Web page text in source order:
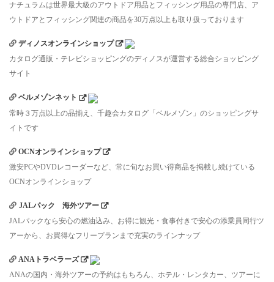
ナチュラムは世界最大級のアウトドア用品とフィッシング用品の専門店、ア
ウトドアとフィッシング関連の商品を30万点以上も取り扱っております
ディノスオンラインショップ
カタログ通販・テレビショッピングのディノスが運営する総合ショッピング
サイト
ベルメゾンネット
常時３万点以上の品揃え、千趣会カタログ「ベルメゾン」のショッピングサ
イトです
OCNオンラインショップ
激安PCやDVDレコーダーなど、常に旬なお買い得商品を掲載し続けている
OCNオンラインショップ
JALパック 海外ツアー
JALパックなら安心の燃油込み、お得に観光・食事付きで安心の添乗員同行ツ
アーから、お買得なフリープランまで充実のラインナップ
ANAトラベラーズ
ANAの国内・海外ツアーの予約はもちろん、ホテル・レンタカー、ツアーに